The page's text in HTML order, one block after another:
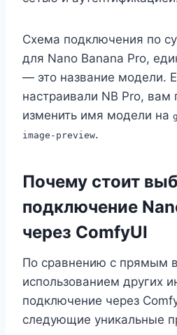
Схема подключения по
для Nano Banana Pro,
— это название модели.
настраивали NB Pro, вам
изменить имя модели на
image-preview.
Почему стоит
подключение
через ComfyUI
По сравнению с прямым
использованием других
подключение через
следующие уникальные